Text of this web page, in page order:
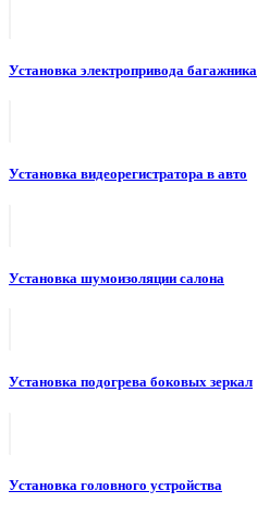
Установка электропривода багажника
Установка видеорегистратора в авто
Установка шумоизоляции салона
Установка подогрева боковых зеркал
Установка головного устройства